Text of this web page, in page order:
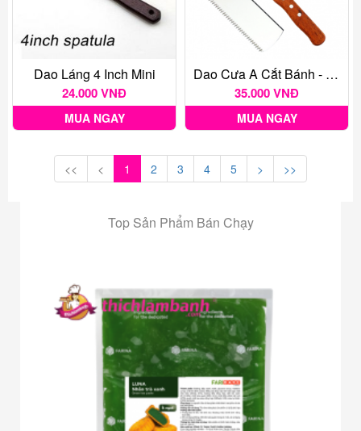
Dao Láng 4 Inch Mini
24.000 VNĐ
MUA NGAY
Dao Cưa A Cắt Bánh - Lưỡi 20cm 8 Inch
35.000 VNĐ
MUA NGAY
<< < 1 2 3 4 5 > >>
Top Sản Phẩm Bán Chạy